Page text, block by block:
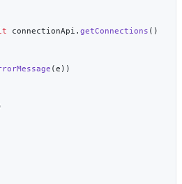
connectionApi. getConnections